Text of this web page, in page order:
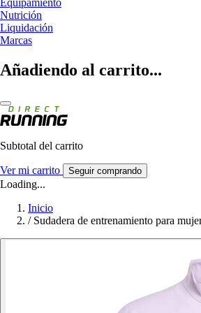
Equipamiento
Nutrición
Liquidación
Marcas
Añadiendo al carrito...
Subtotal del carrito
Ver mi carrito Seguir comprando
Loading...
Inicio
/ Sudadera de entrenamiento para